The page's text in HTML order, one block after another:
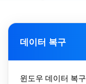
데이터 복구
윈도우 데이터 복구